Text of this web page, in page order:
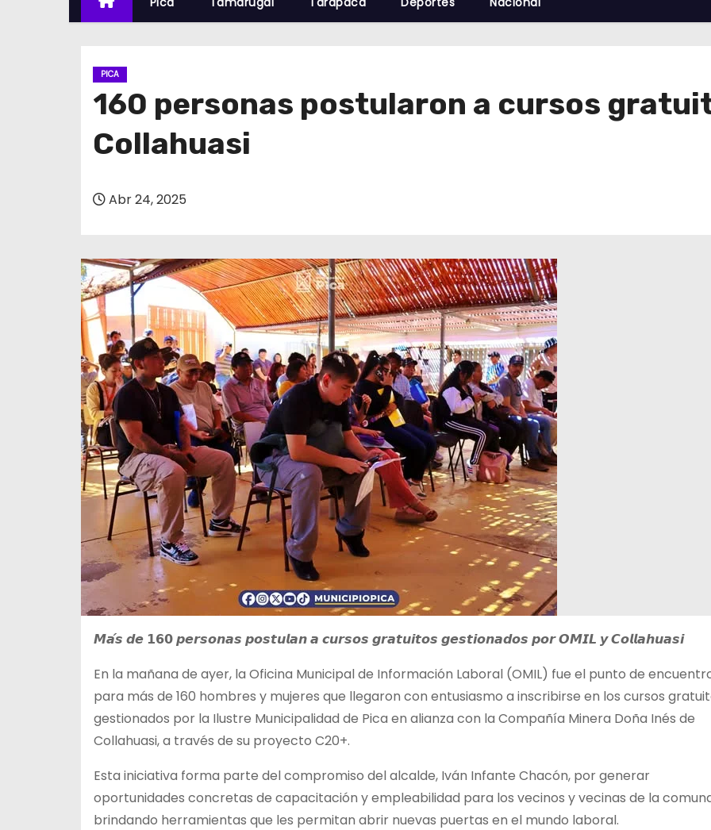
PICA
160 personas postularon a cursos
Collahuasi
Abr 24, 2025
𝙈𝙖́𝙨 𝙙𝙚 𝟭𝟲𝟬 𝙥𝙚𝙧𝙨𝙤𝙣𝙖𝙨 𝙥𝙤𝙨𝙩𝙪𝙡𝙖𝙣 𝙖 𝙘𝙪𝙧𝙨𝙤𝙨 𝙜𝙧𝙖𝙩𝙪𝙞𝙩𝙤𝙨 𝙜𝙚𝙨𝙩𝙞𝙤𝙣𝙖𝙙𝙤𝙨 𝙥𝙤𝙧 𝙊𝙈𝙄𝙇 𝙮 𝘾𝙤𝙡𝙡𝙖𝙝𝙪𝙖𝙨𝙞
En la mañana de ayer, la Oficina Municipal de Información Laboral (OMIL) fue el punto de
para más de 160 hombres y mujeres que llegaron con entusiasmo a inscribirse en los cursos
gestionados por la Ilustre Municipalidad de Pica en alianza con la Compañía Minera Doña Inés de
Collahuasi, a través de su proyecto C20+.
Esta iniciativa forma parte del compromiso del alcalde, Iván Infante Chacón, por generar
oportunidades concretas de capacitación y empleabilidad para los vecinos y vecinas de la
brindando herramientas que les permitan abrir nuevas puertas en el mundo laboral.